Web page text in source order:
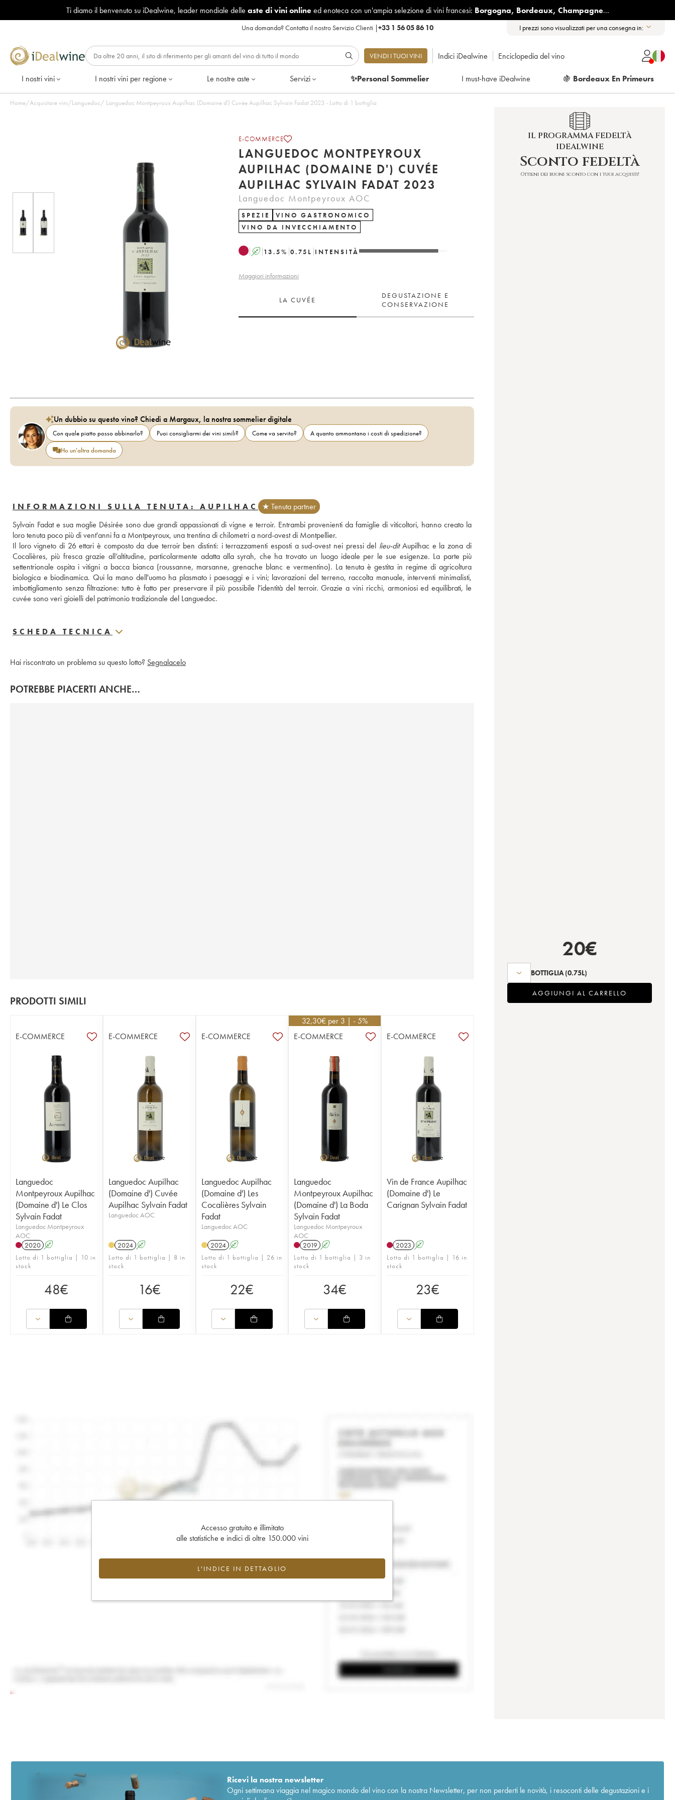
Ti diamo il benvenuto su iDealwine, leader mondiale delle aste di vini onlineed enoteca con un'ampia selezione di vini francesi: Borgogna, Bordeaux, Champagne...
Una domanda?Contatta il nostro Servizio Clienti |+33 1 56 05 86 10 I prezzi sono visualizzati per una consegna in:
VENDI I TUOI VINI Indici iDealwine Enciclopedia del vino
I nostri vini I nostri vini per regione Le nostre aste Servizi ✨Personal Sommelier I must-have iDealwine 🍇 Bordeaux En Primeurs
Home/Acquistare vini/Languedoc/ Languedoc Montpeyroux Aupilhac (Domaine d') Cuvée Aupilhac Sylvain Fadat 2023 - Lotto di 1 bottiglia
E-COMMERCE
LANGUEDOC MONTPEYROUX
AUPILHAC (DOMAINE D') CUVÉE
AUPILHAC SYLVAIN FADAT 2023
Languedoc Montpeyroux AOC
SPEZIE
VINO GASTRONOMICO
VINO DA INVECCHIAMENTO
A 13.5% 0.75 L INTENSITÀ
Maggiori informazioni
LA CUVÉE
DEGUSTAZIONE E
CONSERVAZIONE
Un dubbio su questo vino? Chiedi a Margaux, la nostra sommelier digitale
Con quale piatto posso abbinarlo? Puoi consigliarmi dei vini simili? Come va servito?
A quanto ammontano i costi di spedizione?
Ho un'altra domanda
INFORMAZIONI SULLA TENUTA: AUPILHAC
★ Tenuta partner
Sylvain Fadat e sua moglie Désirée sono due grandi appassionati di vigne e terroir. Entrambi provenienti da famiglie di viticoltori, hanno creato la
loro tenuta poco più di vent'anni fa a Montpeyroux, una trentina di chilometri a nord-ovest di Montpellier.
Il loro vigneto di 26 ettari è composto da due terroir ben distinti: i terrazzamenti esposti a sud-ovest nei pressi del lieu-dit Aupilhac e la zona di
Cocalières, più fresca grazie all’altitudine, particolarmente adatta alla syrah, che ha trovato un luogo ideale per le sue esigenze. La parte più
settentrionale ospita i vitigni a bacca bianca (roussanne, marsanne, grenache blanc e vermentino). La tenuta è gestita in regime di agricoltura
biologica e biodinamica. Qui la mano dell'uomo ha plasmato i paesaggi e i vini; lavorazioni del terreno, raccolta manuale, interventi minimalisti,
imbottigliamento senza filtrazione: tutto è fatto per preservare il più possibile l'identità del terroir. Grazie a vini ricchi, armoniosi ed equilibrati, le
cuvée sono veri gioielli del patrimonio tradizionale del Languedoc.
SCHEDA TECNICA
Hai riscontrato un problema su questo lotto? Segnalacelo
POTREBBE PIACERTI ANCHE…
PRODOTTI SIMILI
E-COMMERCE
Languedoc
Montpeyroux Aupilhac
(Domaine d') Le Clos
Sylvain Fadat
Languedoc Montpeyroux
AOC
2020 A
Lotto di 1 bottiglia | 10 in
stock
48€
E-COMMERCE
Languedoc Aupilhac
(Domaine d') Cuvée
Aupilhac Sylvain Fadat
Languedoc AOC
2024 A
Lotto di 1 bottiglia | 8 in
stock
16€
E-COMMERCE
Languedoc Aupilhac
(Domaine d') Les
Cocalières Sylvain
Fadat
Languedoc AOC
2024 A
Lotto di 1 bottiglia | 26 in
stock
22€
32,30€ per 3 | - 5%
E-COMMERCE
Languedoc
Montpeyroux Aupilhac
(Domaine d') La Boda
Sylvain Fadat
Languedoc Montpeyroux
AOC
2019 A
Lotto di 1 bottiglia | 3 in
stock
34€
E-COMMERCE
Vin de France Aupilhac
(Domaine d') Le
Carignan Sylvain Fadat
2023 A
Lotto di 1 bottiglia | 16 in
stock
23€
Accesso gratuito e illimitato
alle statistiche e indici di oltre 150.000 vini
L'INDICE IN DETTAGLIO
IL PROGRAMMA FEDELTÀ
IDEALWINE
Sconto fedeltà
Ottieni dei buoni sconto con i tuoi acquisti!
20€
BOTTIGLIA (0.75L)
AGGIUNGI AL CARRELLO
Ricevi la nostra newsletter
Ogni settimana viaggia nel magico mondo del vino con la nostra Newsletter, per non perderti le novità, i resoconti delle degustazioni e i